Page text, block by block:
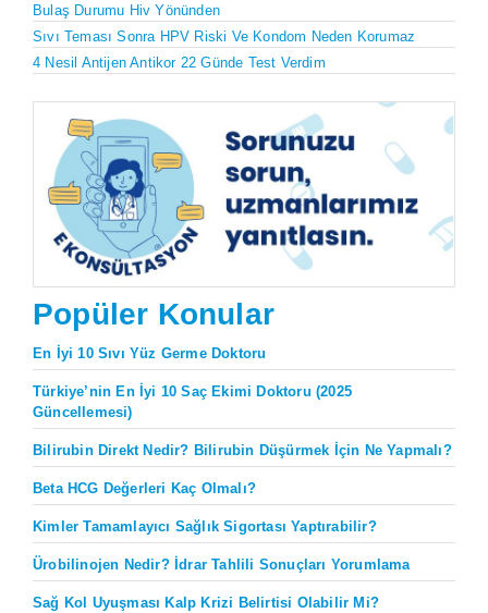
Bulaş Durumu Hiv Yönünden
Sıvı Teması Sonra HPV Riski Ve Kondom Neden Korumaz
4 Nesil Antijen Antikor 22 Günde Test Verdim
Popüler Konular
En İyi 10 Sıvı Yüz Germe Doktoru
Türkiye’nin En İyi 10 Saç Ekimi Doktoru (2025
Güncellemesi)
Bilirubin Direkt Nedir? Bilirubin Düşürmek İçin Ne Yapmalı?
Beta HCG Değerleri Kaç Olmalı?
Kimler Tamamlayıcı Sağlık Sigortası Yaptırabilir?
Ürobilinojen Nedir? İdrar Tahlili Sonuçları Yorumlama
Sağ Kol Uyuşması Kalp Krizi Belirtisi Olabilir Mi?